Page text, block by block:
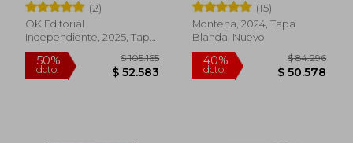
Rápido Rápido
(2)
OK Editorial
Independiente, 2025, Tapa
Blanda, Nuevo
(15)
Montena, 2024, Tapa
Blanda, Nuevo